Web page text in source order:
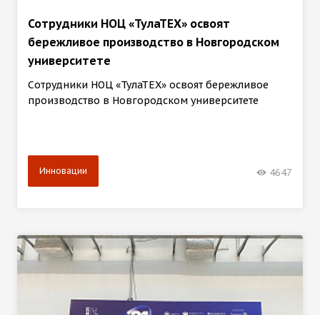
Сотрудники НОЦ «ТулаТЕХ» освоят
бережливое производство в Новгородском
университете
Сотрудники НОЦ «ТулаТЕХ» освоят бережливое
производство в Новгородском университете
Инновации 4647